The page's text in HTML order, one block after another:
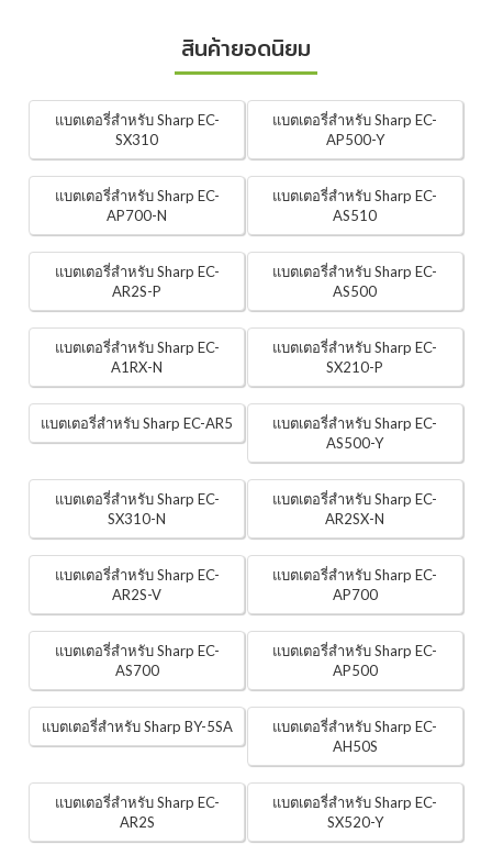
สินค้ายอดนิยม
แบตเตอรี่สำหรับ Sharp EC-
SX310
แบตเตอรี่สำหรับ Sharp EC-
AP500-Y
แบตเตอรี่สำหรับ Sharp EC-
AP700-N
แบตเตอรี่สำหรับ Sharp EC-
AS510
แบตเตอรี่สำหรับ Sharp EC-
AR2S-P
แบตเตอรี่สำหรับ Sharp EC-
AS500
แบตเตอรี่สำหรับ Sharp EC-
A1RX-N
แบตเตอรี่สำหรับ Sharp EC-
SX210-P
แบตเตอรี่สำหรับ Sharp EC-AR5
แบตเตอรี่สำหรับ Sharp EC-
AS500-Y
แบตเตอรี่สำหรับ Sharp EC-
SX310-N
แบตเตอรี่สำหรับ Sharp EC-
AR2SX-N
แบตเตอรี่สำหรับ Sharp EC-
AR2S-V
แบตเตอรี่สำหรับ Sharp EC-
AP700
แบตเตอรี่สำหรับ Sharp EC-
AS700
แบตเตอรี่สำหรับ Sharp EC-
AP500
แบตเตอรี่สำหรับ Sharp BY-5SA
แบตเตอรี่สำหรับ Sharp EC-
AH50S
แบตเตอรี่สำหรับ Sharp EC-
AR2S
แบตเตอรี่สำหรับ Sharp EC-
SX520-Y